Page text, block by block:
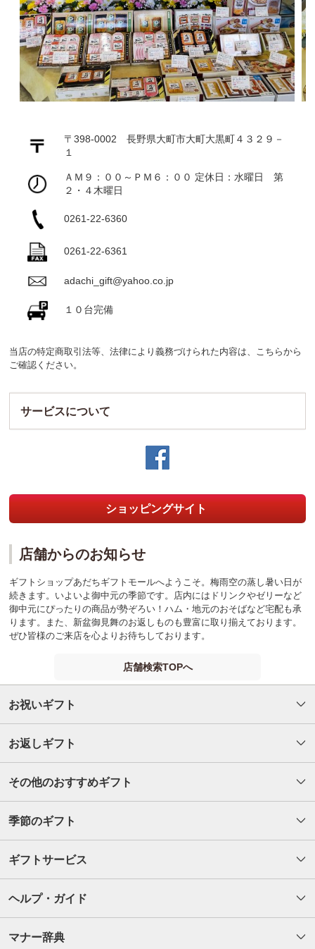
〒398-0002 長野県大町市大町大黒町４３２９－
１
ＡＭ９：００～ＰＭ６：００ 定休日：水曜日 第
２・４木曜日
0261-22-6360
0261-22-6361
adachi_gift@yahoo.co.jp
１０台完備
当店の特定商取引法等、法律により義務づけられた内容は、 こちらから
ご確認ください。
サービスについて
ショッピングサイト
店舗からのお知らせ
ギフトショップあだちギフトモールへようこそ。梅雨空の蒸し暑い日が
続きます。いよいよ御中元の季節です。店内にはドリンクやゼリーなど
御中元にぴったりの商品が勢ぞろい！ハム・地元のおそばなど宅配も承
ります。また、新盆御見舞のお返しものも豊富に取り揃えております。
ぜひ皆様のご来店を心よりお待ちしております。
店舗検索TOPへ
お祝いギフト
お返しギフト
その他のおすすめギフト
季節のギフト
ギフトサービス
ヘルプ・ガイド
マナー辞典